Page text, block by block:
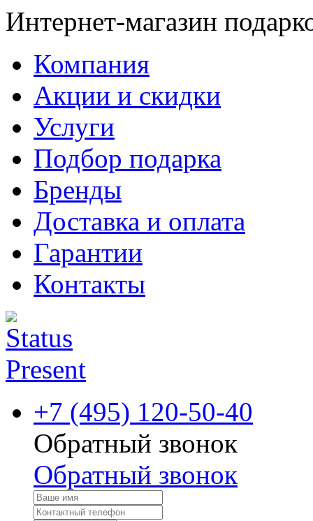
Интернет-магазин
Компания
Акции и скидки
Услуги
Подбор подарка
Бренды
Доставка и оплата
Гарантии
Контакты
+7 (495) 120-50-40
Обратный звонок
Обратный звонок